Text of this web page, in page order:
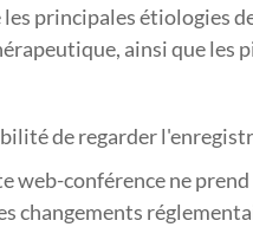
principales étiologies
ainsi que les
de regarder
web-conférence ne
changements